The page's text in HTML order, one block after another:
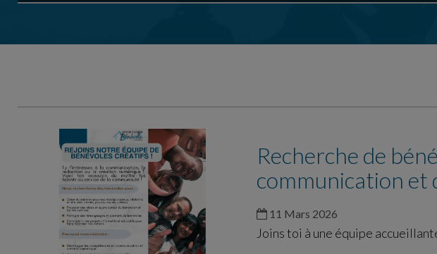
Recherche de
communication et
11 Mars 2026
Joins toi à une équipe